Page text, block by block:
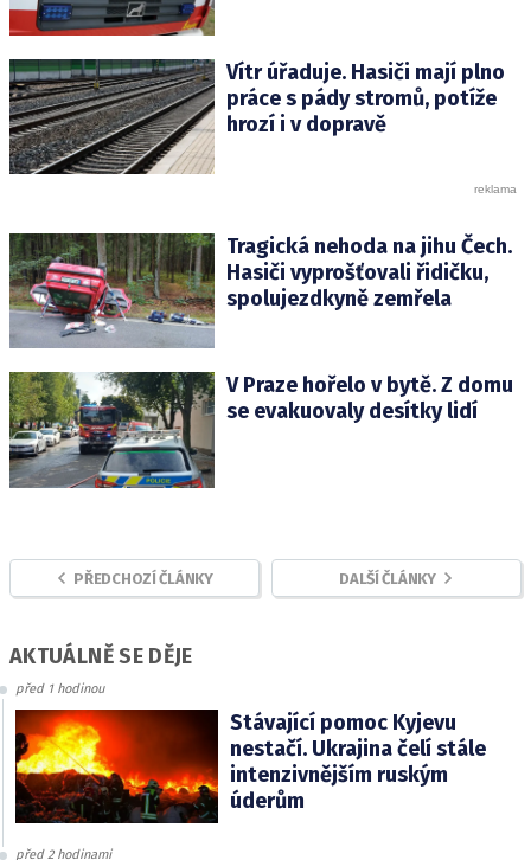
Vítr úřaduje. Hasiči mají plno
práce s pády stromů, potíže
hrozí i v dopravě
Tragická nehoda na jihu Čech.
Hasiči vyprošťovali řidičku,
spolujezdkyně zemřela
V Praze hořelo v bytě. Z domu
se evakuovaly desítky lidí
PŘEDCHOZÍ ČLÁNKY DALŠÍ ČLÁNKY
AKTUÁLNĚ SE DĚJE
před 1 hodinou
Stávající pomoc Kyjevu
nestačí. Ukrajina čelí stále
intenzivnějším ruským
úderům
před 2 hodinami